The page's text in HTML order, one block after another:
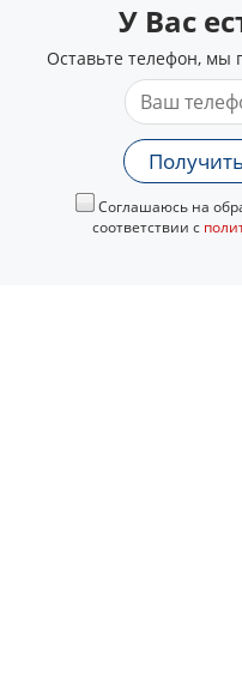
У Вас
Оставьте телефон, мы
Соглашаюсь на
соответствии с